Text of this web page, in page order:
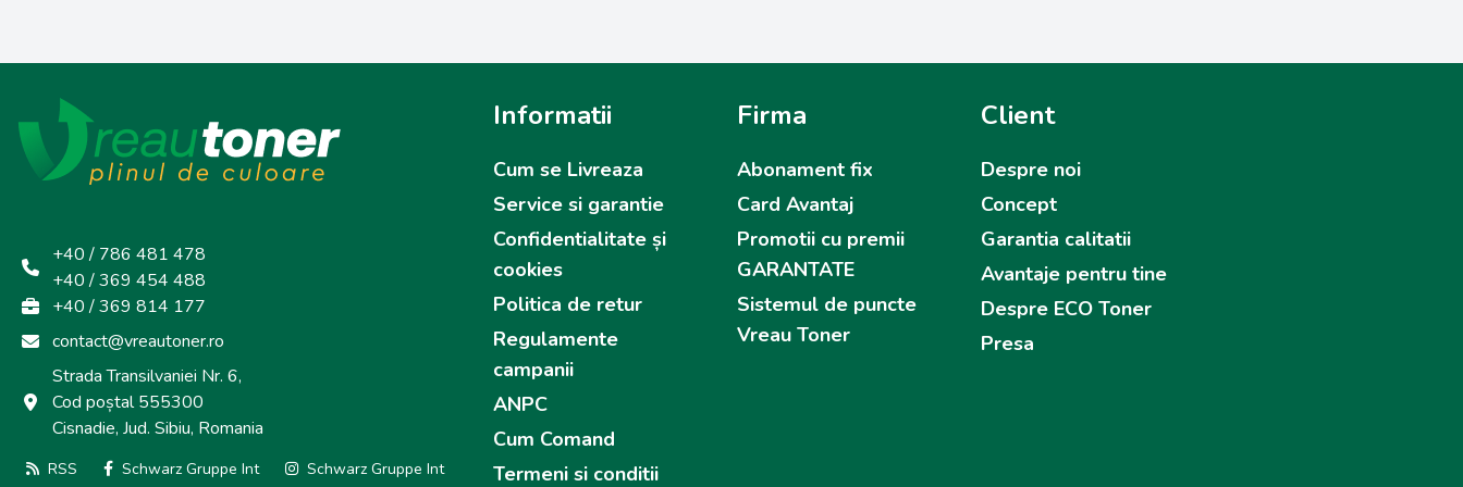
+40 / 786 481 478
+40 / 369 454 488
+40 / 369 814 177
contact@vreautoner.ro
Strada Transilvaniei Nr. 6,
Cod poștal 555300
Cisnadie, Jud. Sibiu, Romania
RSS Schwarz Gruppe Int Schwarz Gruppe Int
Informatii
Cum se Livreaza
Service si garantie
Confidentialitate și
cookies
Politica de retur
Regulamente
campanii
ANPC
Cum Comand
Termeni si conditii
Firma
Abonament fix
Card Avantaj
Promotii cu premii
GARANTATE
Sistemul de puncte
Vreau Toner
Client
Despre noi
Concept
Garantia calitatii
Avantaje pentru tine
Despre ECO Toner
Presa